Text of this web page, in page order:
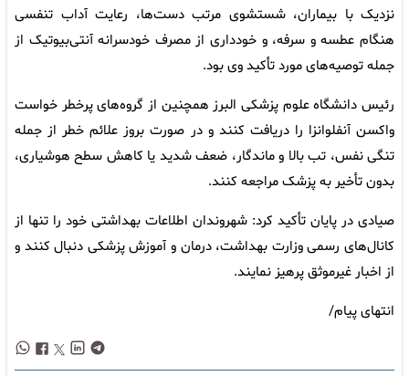
نزدیک با بیماران، شستشوی مرتب دست‌ها، رعایت آداب تنفسی
هنگام عطسه و سرفه، و خودداری از مصرف خودسرانه آنتی‌بیوتیک از
جمله توصیه‌های مورد تأکید وی بود.
رئیس دانشگاه علوم پزشکی البرز همچنین از گروه‌های پرخطر خواست
واکسن آنفلوانزا را دریافت کنند و در صورت بروز علائم خطر از جمله
تنگی نفس، تب بالا و ماندگار، ضعف شدید یا کاهش سطح هوشیاری،
بدون تأخیر به پزشک مراجعه کنند.
صیادی در پایان تأکید کرد: شهروندان اطلاعات بهداشتی خود را تنها از
کانال‌های رسمی وزارت بهداشت، درمان و آموزش پزشکی دنبال کنند و
از اخبار غیرموثق پرهیز نمایند.
انتهای پیام/